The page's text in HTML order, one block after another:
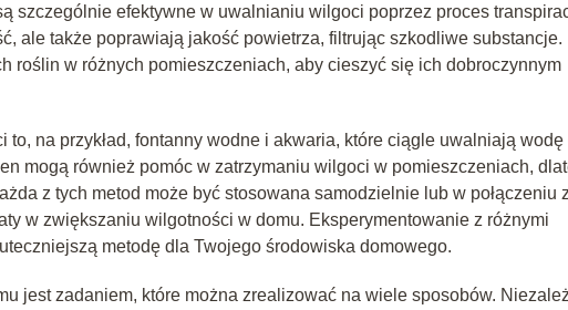
szczególnie efektywne w uwalnianiu wilgoci poprzez proces
ale także poprawiają jakość powietrza, filtrując szkodliwe substancje.
roślin w różnych pomieszczeniach, aby cieszyć się ich dobroczynnym
to, na przykład, fontanny wodne i akwaria, które ciągle uwalniają wodę
mogą również pomóc w zatrzymaniu wilgoci w pomieszczeniach,
z tych metod może być stosowana samodzielnie lub w połączeniu z
w zwiększaniu wilgotności w domu. Eksperymentowanie z różnymi
metodę dla Twojego środowiska domowego.
jest zadaniem, które można zrealizować na wiele sposobów.